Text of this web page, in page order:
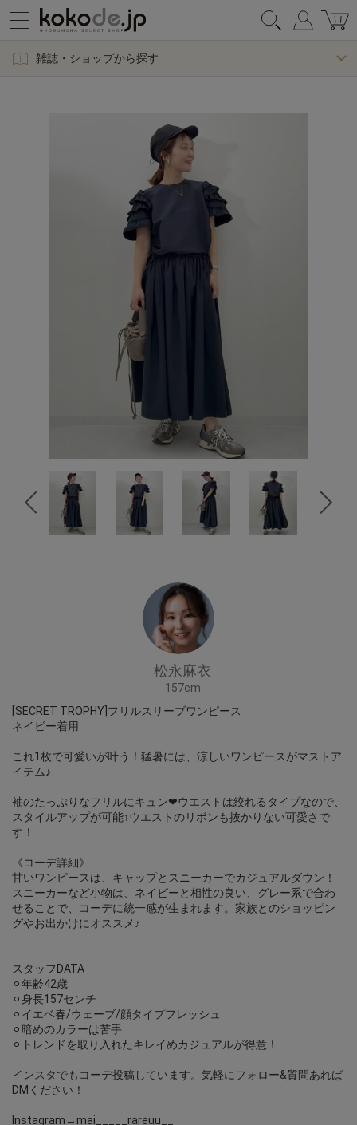
雑誌・ショップから探す
松永麻衣
157cm
[SECRET TROPHY]フリルスリーブワンピース
ネイビー着用
これ1枚で可愛いが叶う！猛暑には、涼しいワンピースがマストア
イテム♪
袖のたっぷりなフリルにキュン❤︎ウエストは絞れるタイプなので、
スタイルアップが可能↑ウエストのリボンも抜かりない可愛さで
す！
《コーデ詳細》
甘いワンピースは、キャップとスニーカーでカジュアルダウン！
スニーカーなど小物は、ネイビーと相性の良い、グレー系で合わ
せることで、コーデに統一感が生まれます。家族とのショッピン
グやお出かけにオススメ♪
スタッフDATA
⚪︎年齢42歳
⚪︎身長157センチ
⚪︎イエベ春/ウェーブ/顔タイプフレッシュ
⚪︎暗めのカラーは苦手
⚪︎トレンドを取り入れたキレイめカジュアルが得意！
インスタでもコーデ投稿しています。気軽にフォロー&質問あれば
DMください！
Instagram→mai_____rareuu__